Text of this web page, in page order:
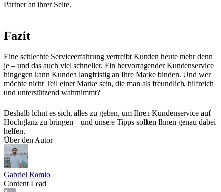
Partner an ihrer Seite.
Fazit
Eine schlechte Serviceerfahrung vertreibt Kunden heute mehr denn
je – und das auch viel schneller. Ein hervorragender Kundenservice
hingegen kann Kunden langfristig an Ihre Marke binden. Und wer
möchte nicht Teil einer Marke sein, die man als freundlich, hilfreich
und unterstützend wahrnimmt?
Deshalb lohnt es sich, alles zu geben, um Ihren Kundenservice auf
Hochglanz zu bringen – und unsere Tipps sollten Ihnen genau dabei
helfen.
Über den Autor
Gabriel Romio
Content Lead